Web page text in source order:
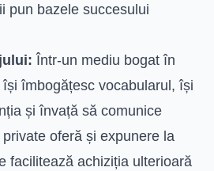
pun bazele succesului
Într-un mediu bogat în
îmbogățesc vocabularul, își
și învață să comunice
oferă și expunere la
facilitează achiziția ulterioară